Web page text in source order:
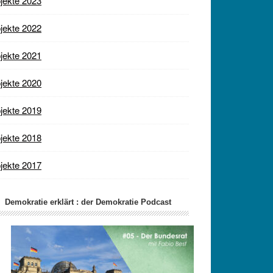
2022
2021
2020
2019
2018
2017
Demokratie erklärt : der Demokratie Podcast